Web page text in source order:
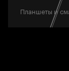
Планшеты и